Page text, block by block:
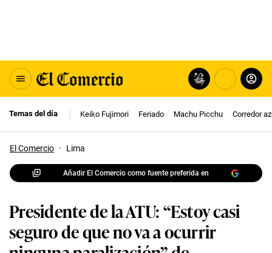
Temas del día Keiko Fujimori Feriado Machu Picchu Corredor
El Comercio · Lima
Añadir El Comercio como fuente preferida en
Presidente de la ATU: “Estoy casi
seguro de que no va a ocurrir